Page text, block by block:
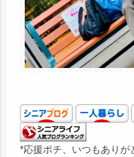
*応援ポチ、いつもありが